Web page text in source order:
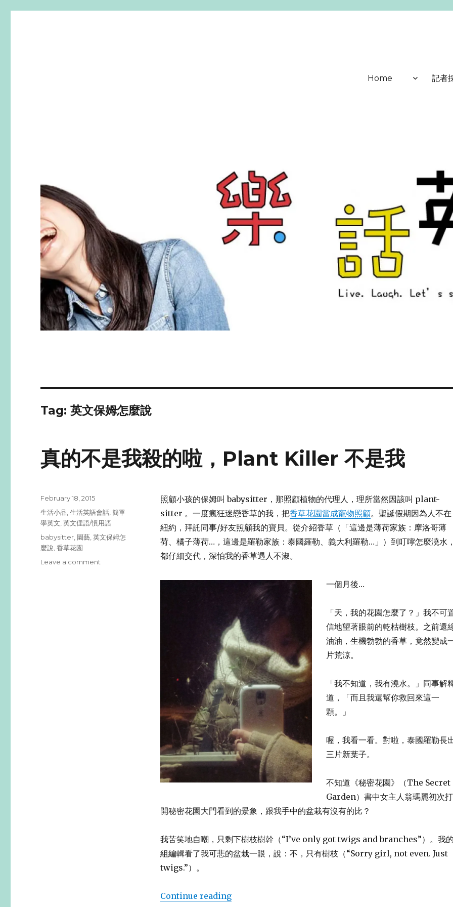
Home 記者
Tag: 英文保姆怎麼說
真的不是我殺的啦，Plant Killer 不是我
照顧小孩的保姆叫 babysitter，那照顧植物的代理人，理所當然因該叫 plant-
sitter 。一度瘋狂迷戀香草的我，把香草花園當成寵物照顧。聖誕假期因為人不在
紐約，拜託同事/好友照顧我的寶貝。從介紹香草（「這邊是薄荷家族：摩洛哥薄
荷、橘子薄荷…，這邊是羅勒家族：泰國羅勒、義大利羅勒…」）到叮嚀怎麼澆水，
都仔細交代，深怕我的香草遇人不淑。
一個月後…
「天，我的花園怎麼了？」我不可
信地望著眼前的乾枯樹枝。之前還
油油，生機勃勃的香草，竟然變成
片荒涼。
「我不知道，我有澆水。」同事解
道，「而且我還幫你救回來這一
顆。」
喔，我看一看。對啦，泰國羅勒長
三片新葉子。
不知道《秘密花園》（The Secret
Garden）書中女主人翁瑪麗初次打
開秘密花園大門看到的景象，跟我手中的盆栽有沒有的比？
我苦笑地自嘲，只剩下樹枝樹幹（“I’ve only got twigs and branches”）。我的
組編輯看了我可悲的盆栽一眼，說：不，只有樹枝（“Sorry girl, not even. Just
twigs.”）。
Continue reading“真的不是我殺的啦，Plant Killer 不是我”
Posted
on
February 18, 2015
Categories
生活小品 ,生活英語會話 ,簡單
學英文 ,英文俚語/慣用語
Tags
babysitter 園藝 ,英文保姆怎
麼說 ,香草花園
Leave a comment